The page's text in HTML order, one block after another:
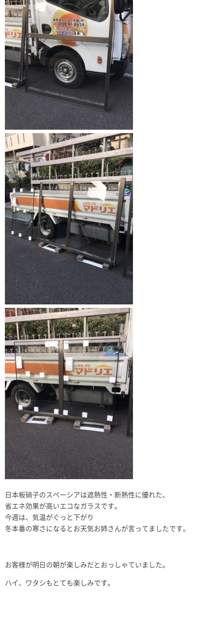
日本板硝子のスペーシアは遮熱性・断熱性に優れた、
省エネ効果が高いエコなガラスです。
今週は、気温がぐっと下がり
冬本番の寒さになるとお天気お姉さんが言ってましたです。
お客様が明日の朝が楽しみだとおっしゃていました。
ハイ、ワタシもとても楽しみです。